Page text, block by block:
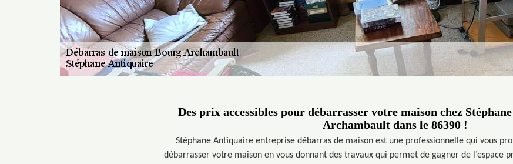
Des prix accessibles pour débarrasser votre maison chez
Archambault dans le 86390 !
Stéphane Antiquaire entreprise débarras de maison est une professionnelle qui vous
débarrasser votre maison en vous donnant des travaux qui permet de gagner de l’espace